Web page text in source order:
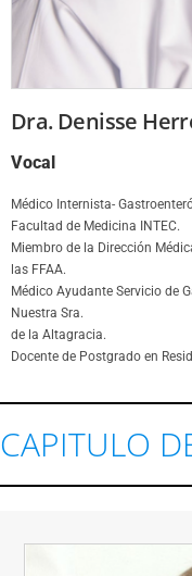
Dra. Denisse
Vocal
Médico Internista-
Facultad de Medicina INTEC.
Miembro de la Dirección
las FFAA.
Médico Ayudante Servicio de
Nuestra Sra.
de la Altagracia.
Docente de Postgrado en
CAPITULO